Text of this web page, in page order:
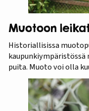
Muotoon
Historiallisissa
puita. Muoto voi olla